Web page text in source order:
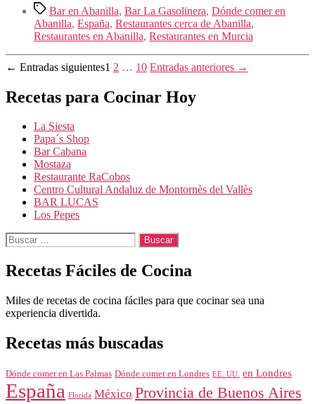
Etiquetas
Bar en Abanilla, Bar La Gasolinera, Dónde comer en
Abanilla, España, Restaurantes cerca de Abanilla,
Restaurantes en Abanilla, Restaurantes en Murcia
Paginación
de
entradas
← Entradas siguientes1 2 … 10 Entradas anteriores →
Recetas para Cocinar Hoy
La Siesta
Papa´s Shop
Bar Cabana
Mostaza
Restaurante RaCobos
Centro Cultural Andaluz de Montornès del Vallès
BAR LUCAS
Los Pepes
Buscar:
Recetas Fáciles de Cocina
Miles de recetas de cocina fáciles para que cocinar sea una
experiencia divertida.
Recetas más buscadas
Dónde comer en Las Palmas Dónde comer en Londres EE. UU. en Londres
España Florida México Provincia de Buenos Aires